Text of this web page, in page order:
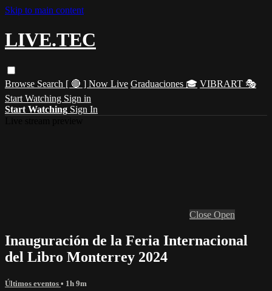
Skip to main content
LIVE.TEC
Browse Search [ 🔴 ] Now Live Graduaciones 🎓 VIBRART 🎭
Start Watching Sign in
Start Watching Sign In
Close Open
Inauguración de la Feria Internacional
del Libro Monterrey 2024
Últimos eventos • 1h 9m